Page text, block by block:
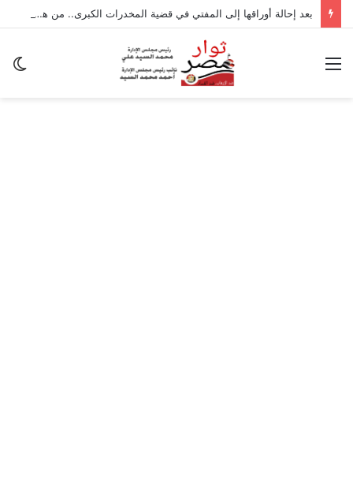
بعد إحالة أوراقها إلى المفتي في قضية المخدرات الكبرى.. من هي سارة خليفة؟
القائمة